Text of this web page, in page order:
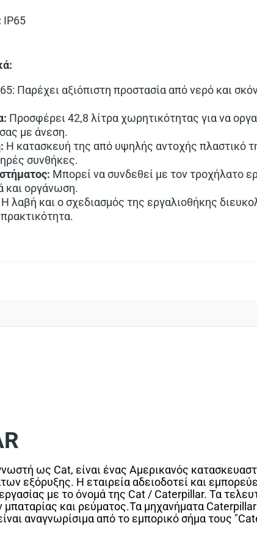
IP65
Παρέχει αξιόπιστη προστασία από νερό και
Προσφέρει 42,8 λίτρα χωρητικότητας για να
με άνεση.
Η κατασκευή της από υψηλής αντοχής πλαστικό
συνθήκες.
Μπορεί να συνδεθεί με τον τροχήλατο
και οργάνωση.
Η λαβή και ο σχεδιασμός της εργαλιοθήκης
ως Cat, είναι ένας Αμερικανός
εξόρυξης. Η εταιρεία αδειοδοτεί και
με το όνομά της Cat / Caterpillar. Τα
και ρεύματος.Τα μηχανήματα
αναγνωρίσιμα από το εμπορικό σήμα τους